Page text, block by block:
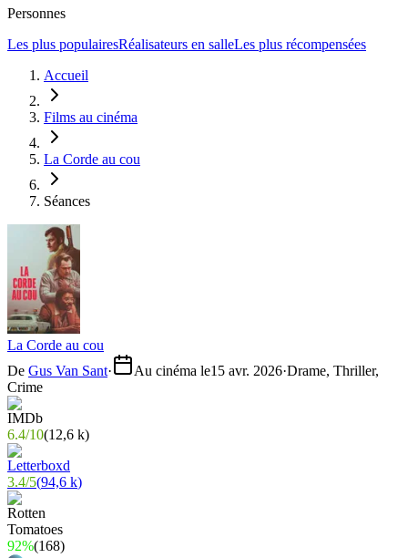
Personnes
Les plus populairesRéalisateurs en salleLes plus récompensées
Accueil
Films au cinéma
La Corde au cou
Séances
La Corde au cou
De Gus Van Sant· Au cinéma le15 avr. 2026·Drame, Thriller,
Crime
6.4/10(12,6 k)
3.4/5(94,6 k)
92%(168)